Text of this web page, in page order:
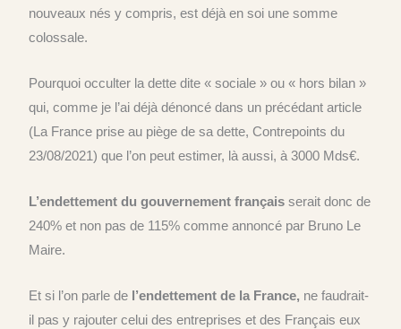
nouveaux nés y compris, est déjà en soi une somme
colossale.
Pourquoi occulter la dette dite « sociale » ou « hors bilan »
qui, comme je l’ai déjà dénoncé dans un précédant article
(La France prise au piège de sa dette, Contrepoints du
23/08/2021) que l’on peut estimer, là aussi, à 3000 Mds€.
L’endettement du gouvernement français serait donc de
240% et non pas de 115% comme annoncé par Bruno Le
Maire.
Et si l’on parle de l’endettement de la France, ne faudrait-
il pas y rajouter celui des entreprises et des Français eux